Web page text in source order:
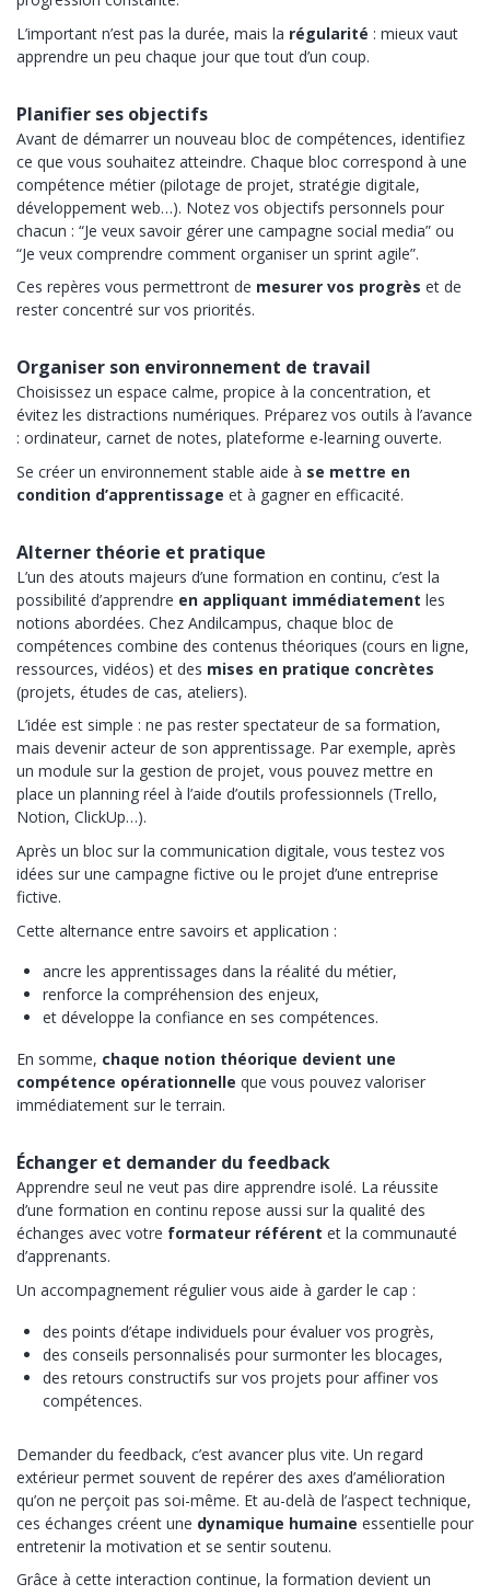
L’important n’est pas la durée, mais la régularité : mieux vaut
apprendre un peu chaque jour que tout d’un coup.
Planifier ses objectifs
Avant de démarrer un nouveau bloc de compétences, identifiez
ce que vous souhaitez atteindre. Chaque bloc correspond à une
compétence métier (pilotage de projet, stratégie digitale,
développement web…). Notez vos objectifs personnels pour
chacun : “Je veux savoir gérer une campagne social media” ou
“Je veux comprendre comment organiser un sprint agile”.
Ces repères vous permettront de mesurer vos progrès et de
rester concentré sur vos priorités.
Organiser son environnement de travail
Choisissez un espace calme, propice à la concentration, et
évitez les distractions numériques. Préparez vos outils à l’avance
: ordinateur, carnet de notes, plateforme e-learning ouverte.
Se créer un environnement stable aide à se mettre en
condition d’apprentissage et à gagner en efficacité.
Alterner théorie et pratique
L’un des atouts majeurs d’une formation en continu, c’est la
possibilité d’apprendre en appliquant immédiatement les
notions abordées. Chez Andilcampus, chaque bloc de
compétences combine des contenus théoriques (cours en ligne,
ressources, vidéos) et des mises en pratique concrètes
(projets, études de cas, ateliers).
L’idée est simple : ne pas rester spectateur de sa formation,
mais devenir acteur de son apprentissage. Par exemple, après
un module sur la gestion de projet, vous pouvez mettre en
place un planning réel à l’aide d’outils professionnels (Trello,
Notion, ClickUp…).
Après un bloc sur la communication digitale, vous testez vos
idées sur une campagne fictive ou le projet d’une entreprise
fictive.
Cette alternance entre savoirs et application :
ancre les apprentissages dans la réalité du métier,
renforce la compréhension des enjeux,
et développe la confiance en ses compétences.
En somme, chaque notion théorique devient une
compétence opérationnelle que vous pouvez valoriser
immédiatement sur le terrain.
Échanger et demander du feedback
Apprendre seul ne veut pas dire apprendre isolé. La réussite
d’une formation en continu repose aussi sur la qualité des
échanges avec votre formateur référent et la communauté
d’apprenants.
Un accompagnement régulier vous aide à garder le cap :
des points d’étape individuels pour évaluer vos progrès,
des conseils personnalisés pour surmonter les blocages,
des retours constructifs sur vos projets pour affiner vos
compétences.
Demander du feedback, c’est avancer plus vite. Un regard
extérieur permet souvent de repérer des axes d’amélioration
qu’on ne perçoit pas soi-même. Et au-delà de l’aspect technique,
ces échanges créent une dynamique humaine essentielle pour
entretenir la motivation et se sentir soutenu.
Grâce à cette interaction continue, la formation devient un